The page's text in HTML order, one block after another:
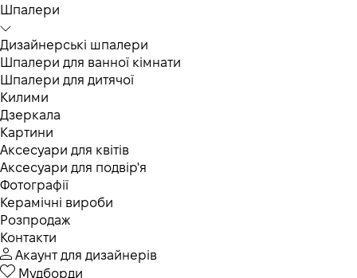
Шпалери
Дизайнерські шпалери
Шпалери для ванної кімнати
Шпалери для дитячої
Килими
Дзеркала
Картини
Аксесуари для квітів
Аксесуари для подвір'я
Фотографії
Керамічні вироби
Розпродаж
Контакти
Акаунт для дизайнерів
Мудборди